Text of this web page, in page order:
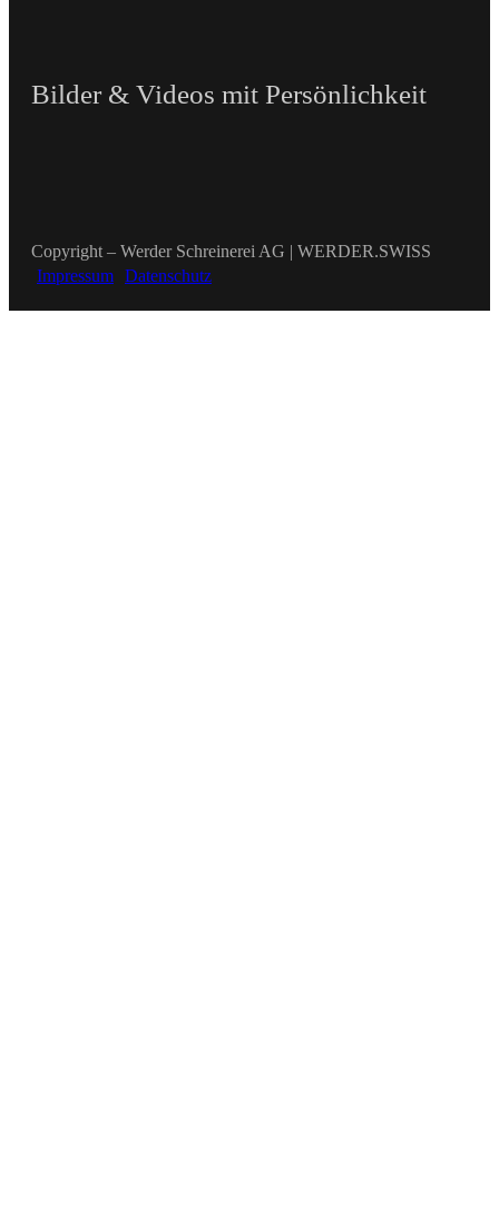
Bilder & Videos mit Persönlichkeit
Copyright – Werder Schreinerei AG | WERDER.SWISS
Impressum Datenschutz